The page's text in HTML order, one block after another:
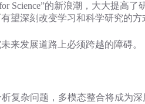
Science”的新浪潮，大大提高了
望深刻改变学习和科学研究的方
来发展道路上必须跨越的障碍。
复杂问题，多模态整合将成为